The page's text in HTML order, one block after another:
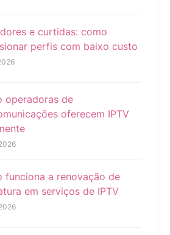
e curtidas: como
perfis com baixo custo
operadoras de
oferecem IPTV
funciona a renovação de
em serviços de IPTV